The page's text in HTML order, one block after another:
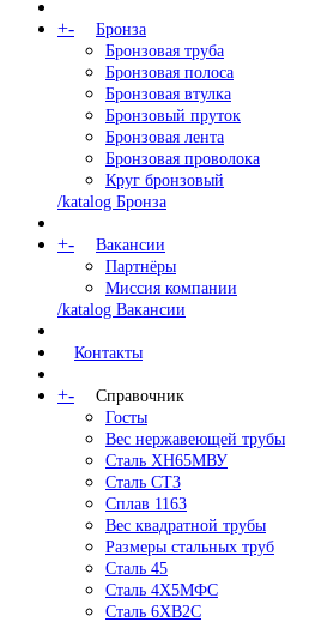
+-
Бронза
Бронзовая труба
Бронзовая полоса
Бронзовая втулка
Бронзовый пруток
Бронзовая лента
Бронзовая проволока
Круг бронзовый
/katalog Бронза
+-
Вакансии
Партнёры
Миссия компании
/katalog Вакансии
Контакты
+-
Справочник
Госты
Вес нержавеющей трубы
Сталь ХН65МВУ
Сталь СТ3
Сплав 1163
Вес квадратной трубы
Размеры стальных труб
Сталь 45
Сталь 4Х5МФС
Сталь 6ХВ2С